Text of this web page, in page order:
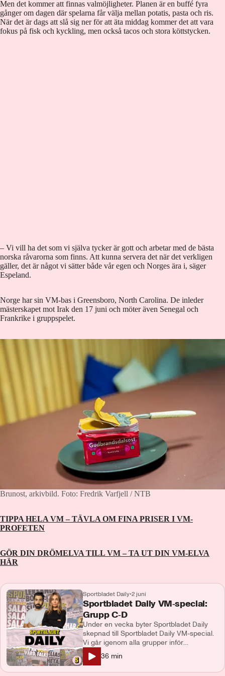
Men det kommer att finnas valmöjligheter. Planen är en buffé fyra
gånger om dagen där spelarna får välja mellan potatis, pasta och ris.
När det är dags att slå sig ner för att äta middag kommer det att vara
fokus på fisk och kyckling, men också tacos och stora köttstycken.
– Vi vill ha det som vi själva tycker är gott och arbetar med de bästa
norska råvarorna som finns. Att kunna servera det när det verkligen
gäller, det är något vi sätter både vår egen och Norges ära i, säger
Espeland.
Norge har sin VM-bas i Greensboro, North Carolina. De inleder
mästerskapet mot Irak den 17 juni och möter även Senegal och
Frankrike i gruppspelet.
Brunost, arkivbild. Foto: Fredrik Varfjell / NTB
TIPPA HELA VM – TÄVLA OM FINA PRISER I VM-
PROFETEN
GÖR DIN DRÖMELVA TILL VM – TA UT DIN VM-ELVA
HÄR
Sportbladet Daily•2 juni
Sportbladet Daily VM‑special:
Grupp C‑D
Under en vecka byter Sportbladet Daily
skepnad till Sportbladet Daily VM-special.
Vi går igenom alla grupper inför
mästerskapet. Vi pratar om favoriterna,
skrällarna och spelarna du måste ha koll
36 min